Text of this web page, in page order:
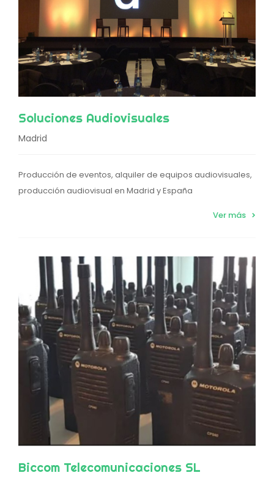
Soluciones Audiovisuales
Madrid
Producción de eventos, alquiler de equipos audiovisuales,
producción audiovisual en Madrid y España
Ver más
Biccom Telecomunicaciones SL